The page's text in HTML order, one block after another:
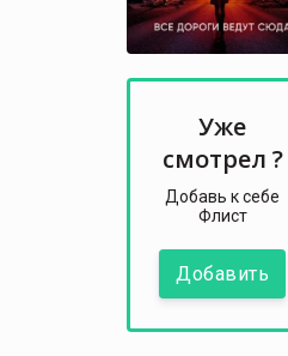
Уже
смотрел ?
Добавь к себе
Флист
Добавить